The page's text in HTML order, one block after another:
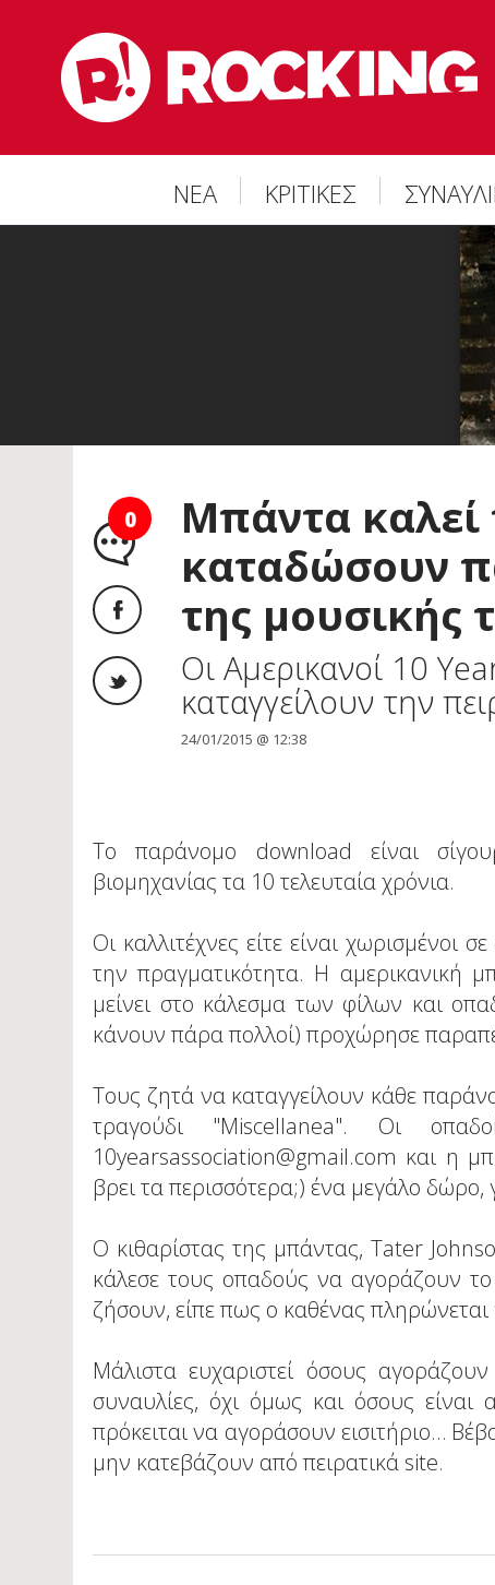
ΝΕΑ ΚΡΙΤΙΚΕΣ
0
Μπάντα καλεί
καταδώσουν
της μουσικής
Οι Αμερικανοί 10
καταγγείλουν την
24/01/2015 @ 12:38
Το παράνομο download είναι
βιομηχανίας τα 10 τελευταία χρόνια.
Οι καλλιτέχνες είτε είναι χωρισμένοι
την πραγματικότητα. Η
μείνει στο κάλεσμα των φίλων και
κάνουν πάρα πολλοί) προχώρησε
Τους ζητά να καταγγείλουν κάθε
τραγούδι "Miscellanea". Οι
10yearsassociation@gmail.com και η
βρει τα περισσότερα;) ένα μεγάλο δώρο,
O κιθαρίστας της μπάντας, Tater
κάλεσε τους οπαδούς να αγοράζουν
ζήσουν, είπε πως ο καθένας
Μάλιστα ευχαριστεί όσους
συναυλίες, όχι όμως και όσους
πρόκειται να αγοράσουν εισιτήριο…
μην κατεβάζουν από πειρατικά site.